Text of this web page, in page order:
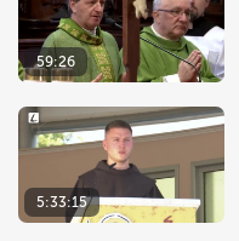
59:26
5:33:15